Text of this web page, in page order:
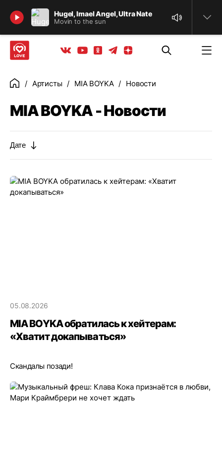
Hugel, Imael Angel, Ultra Nate
Movin to the sun
Найти
Вконтакте
YoutubeОдноклассники
ТелеграмЯндекс дзен
ГлавнаяАртисты MIA BOYKA Новости
MIA BOYKA - Новости
Дате
05.08.2026
MIA BOYKA обратилась к хейтерам:
«Хватит докапываться»
Скандалы позади!